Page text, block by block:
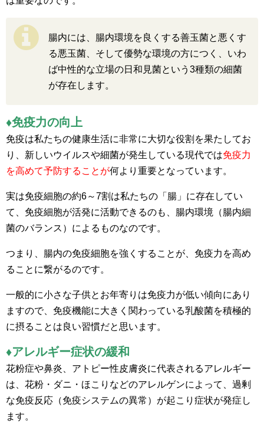
腸内には、腸内環境を良くする善玉菌と悪くす
る悪玉菌、そして優勢な環境の方につく、いわ
ば中性的な立場の日和見菌という3種類の細菌
が存在します。
♦免疫力の向上
免疫は私たちの健康生活に非常に大切な役割を果たしてお
り、新しいウイルスや細菌が発生している現代では免疫力
を高めて予防することが何より重要となっています。
実は免疫細胞の約6～7割は私たちの「腸」に存在してい
て、免疫細胞が活発に活動できるのも、腸内環境（腸内細
菌のバランス）によるものなのです。
つまり、腸内の免疫細胞を強くすることが、免疫力を高め
ることに繋がるのです。
一般的に小さな子供とお年寄りは免疫力が低い傾向にあり
ますので、免疫機能に大きく関わっている乳酸菌を積極的
に摂ることは良い習慣だと思います。
♦アレルギー症状の緩和
花粉症や鼻炎、アトピー性皮膚炎に代表されるアレルギー
は、花粉・ダニ・ほこりなどのアレルゲンによって、過剰
な免疫反応（免疫システムの異常）が起こり症状が発症し
ます。